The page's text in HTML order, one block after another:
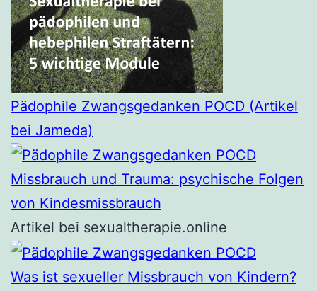
Pädophile Zwangsgedanken POCD (Artikel
bei Jameda)
Missbrauch und Trauma: psychische Folgen
von Kindesmissbrauch
Artikel bei sexualtherapie.online
Was ist sexueller Missbrauch von Kindern?